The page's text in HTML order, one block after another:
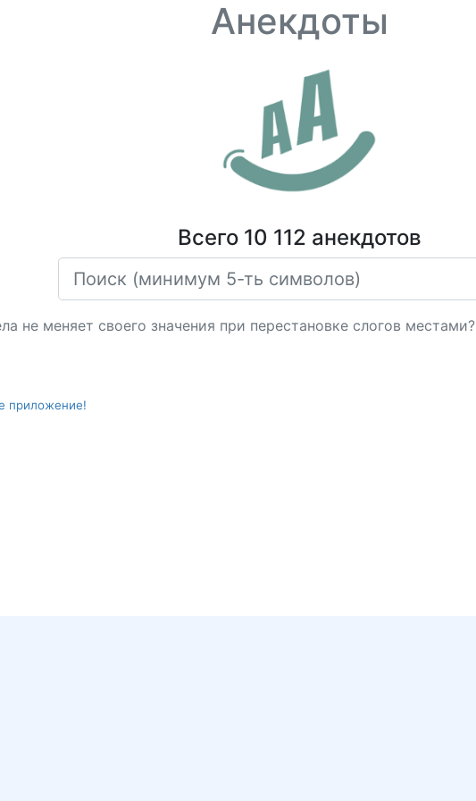
Анекдоты
Всего 10 112 анекдотов
не меняет своего значения при перестановке слогов местами?
приложение!